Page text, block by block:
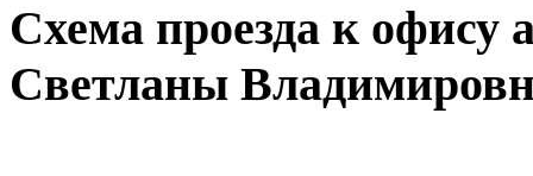
Схема проезда к
Светланы